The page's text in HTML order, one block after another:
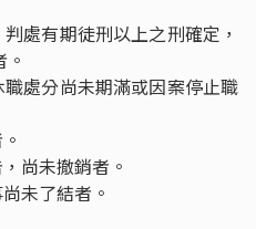
處有期徒刑以上之刑確定，
處分尚未期滿或因案停止職
尚未撤銷者。
未了結者。